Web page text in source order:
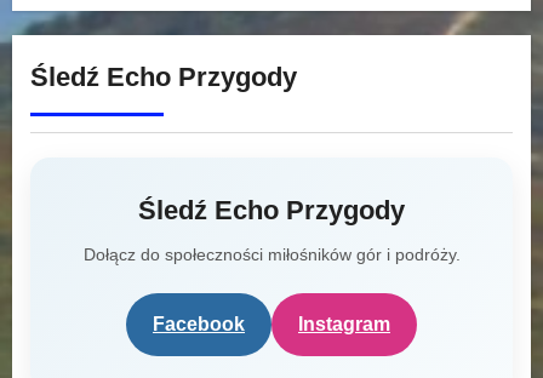
Śledź Echo Przygody
Śledź Echo Przygody
Dołącz do społeczności miłośników gór i podróży.
Facebook Instagram